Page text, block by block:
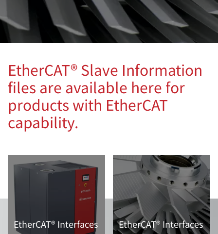
EtherCAT® Slave Information
files are available here for
products with EtherCAT
capability.
EtherCAT® Interfaces
EtherCAT® Interfaces